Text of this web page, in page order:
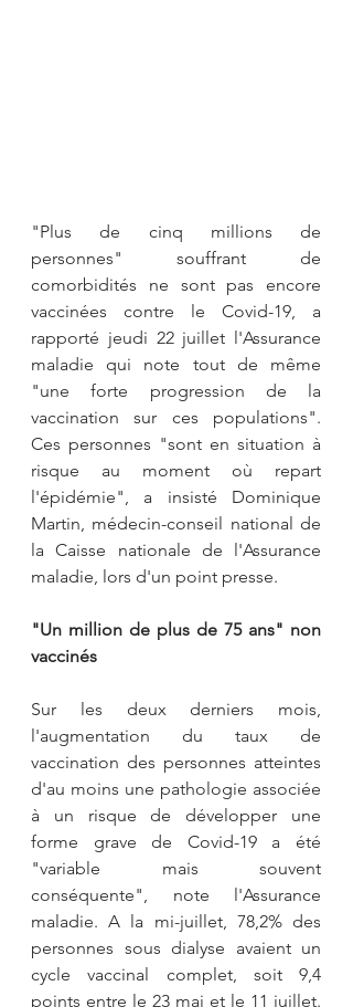
"Plus de cinq millions de
personnes" souffrant de
comorbidités ne sont pas encore
vaccinées contre le Covid-19, a
rapporté jeudi 22 juillet l'Assurance
maladie qui note tout de même
"une forte progression de la
vaccination sur ces populations".
Ces personnes "sont en situation à
risque au moment où repart
l'épidémie", a insisté Dominique
Martin, médecin-conseil national de
la Caisse nationale de l'Assurance
maladie, lors d'un point presse.
"Un million de plus de 75 ans" non
vaccinés
Sur les deux derniers mois,
l'augmentation du taux de
vaccination des personnes atteintes
d'au moins une pathologie associée
à un risque de développer une
forme grave de Covid-19 a été
"variable mais souvent
conséquente", note l'Assurance
maladie. A la mi-juillet, 78,2% des
personnes sous dialyse avaient un
cycle vaccinal complet, soit 9,4
points entre le 23 mai et le 11 juillet.